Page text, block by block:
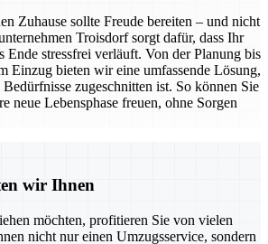
Zuhause sollte Freude bereiten – und nicht
Troisdorf sorgt dafür, dass Ihr
stressfrei verläuft. Von der Planung bis
Einzug bieten wir eine umfassende Lösung,
zugeschnitten ist. So können Sie
neue Lebensphase freuen, ohne Sorgen
wir Ihnen
möchten, profitieren Sie von vielen
nicht nur einen Umzugsservice, sondern